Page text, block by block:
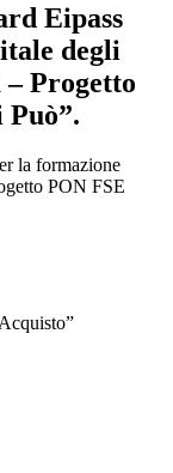
Eipass
degli
Progetto
Può”.
la formazione
PON FSE